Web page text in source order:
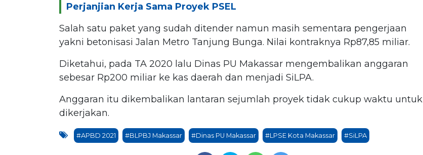
Perjanjian Kerja Sama Proyek PSEL
Salah satu paket yang sudah ditender namun masih sementara pengerjaan
yakni betonisasi Jalan Metro Tanjung Bunga. Nilai kontraknya Rp87,85 miliar.
Diketahui, pada TA 2020 lalu Dinas PU Makassar mengembalikan anggaran
sebesar Rp200 miliar ke kas daerah dan menjadi SiLPA.
Anggaran itu dikembalikan lantaran sejumlah proyek tidak cukup waktu untuk
dikerjakan.
#APBD 2021 #BLPBJ Makassar #Dinas PU Makassar #LPSE Kota Makassar #SiLPA